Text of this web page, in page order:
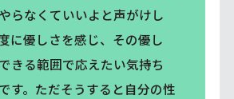
らなくていいよと声がけし
に優しさを感じ、その優し
きる範囲で応えたい気持ち
す。ただそうすると自分の性